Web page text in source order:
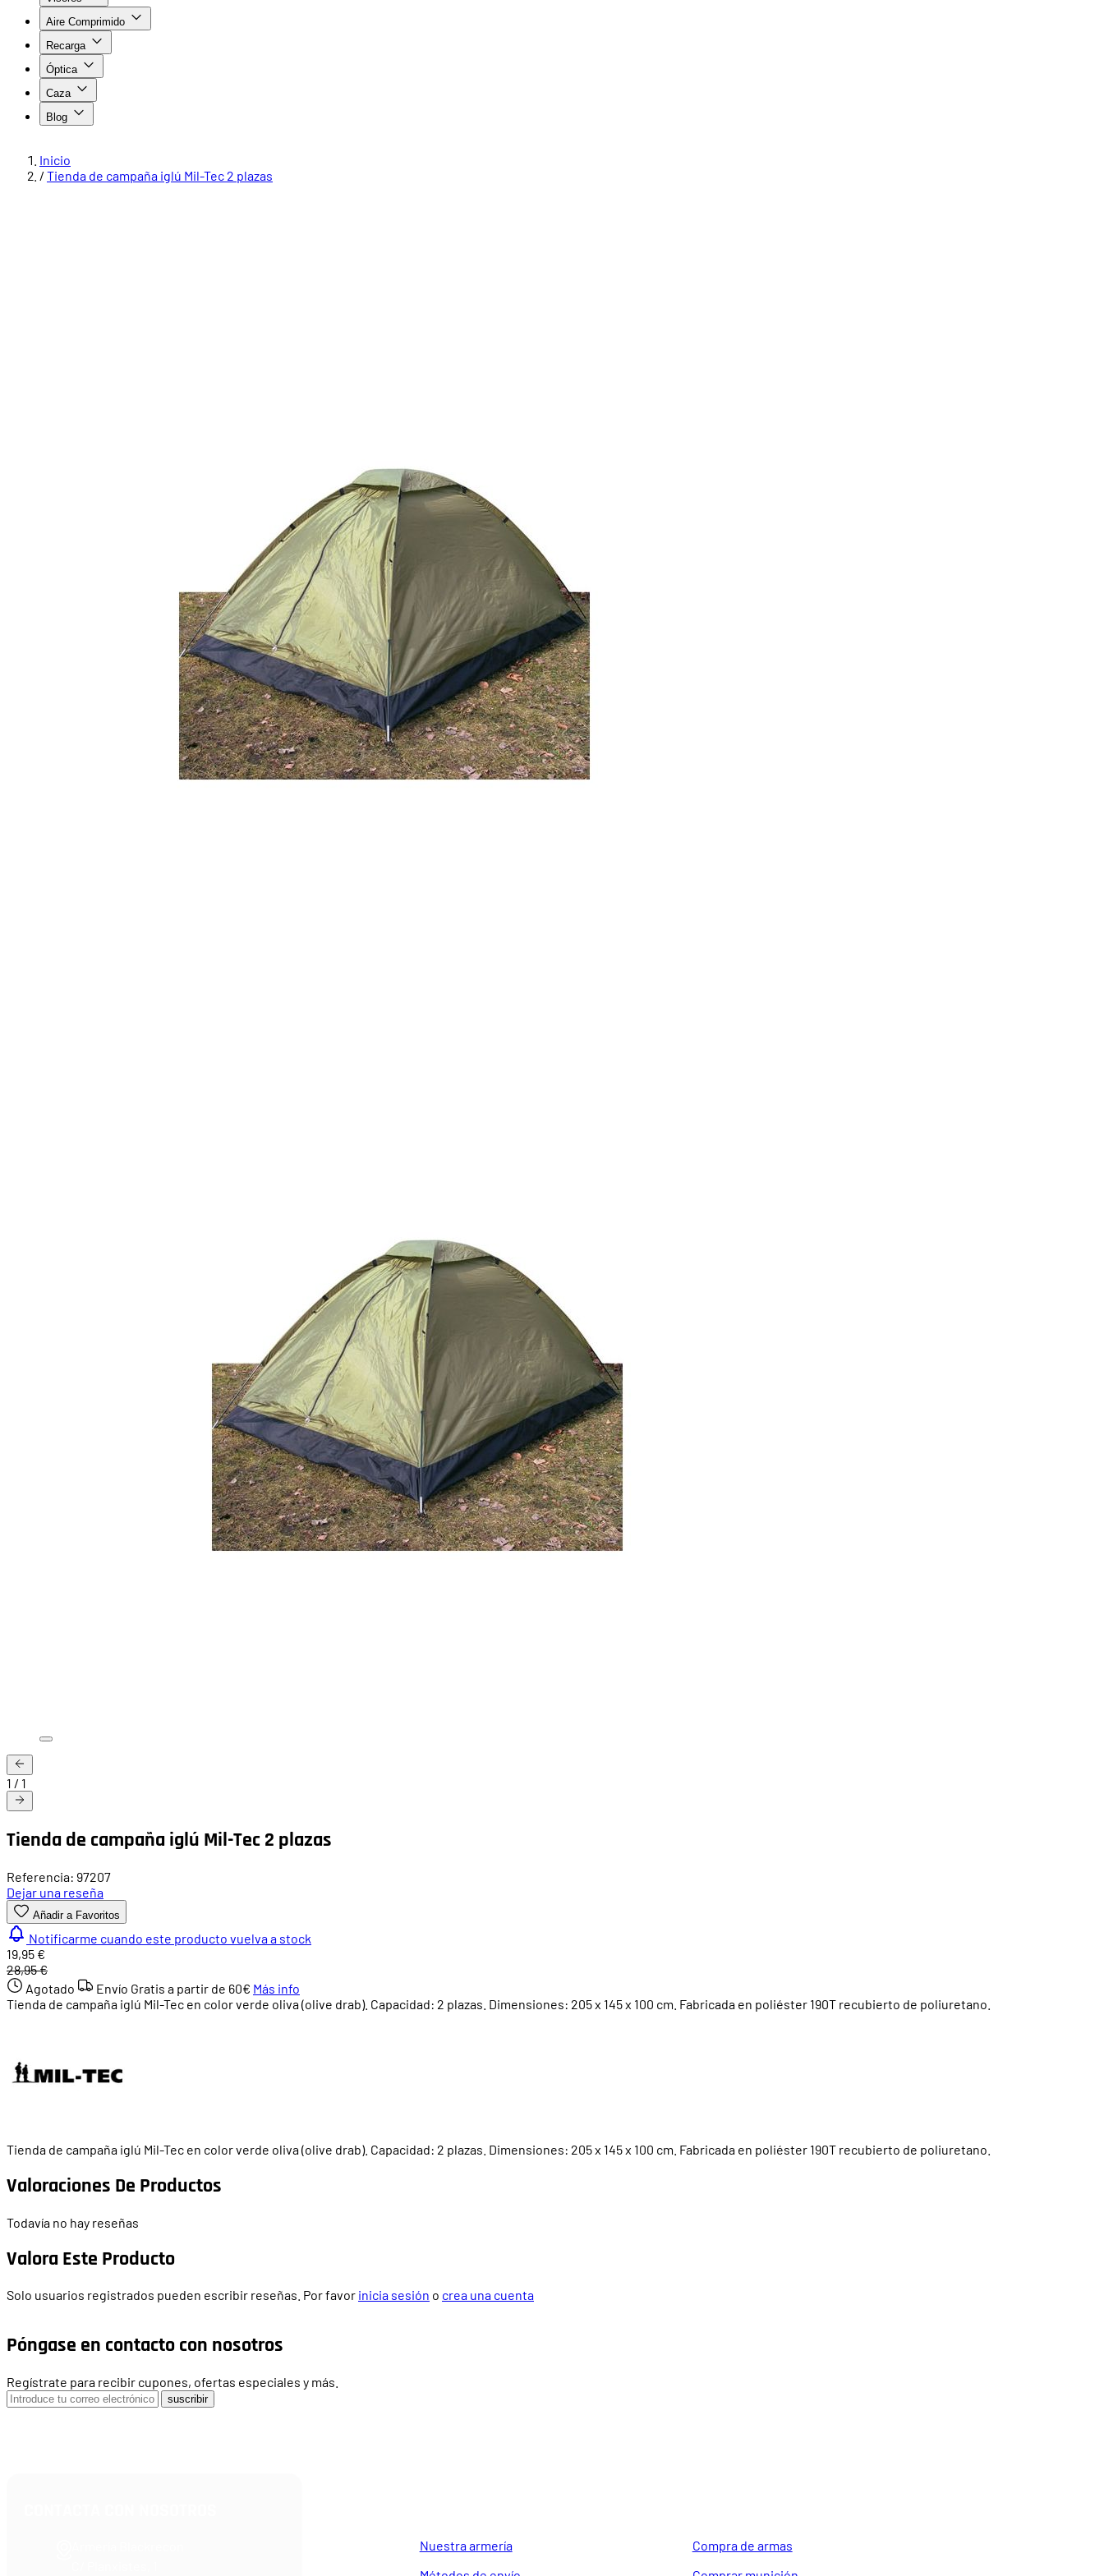
Aire Comprimido
Recarga
Óptica
Caza
Blog
Inicio
/ Tienda de campaña iglú Mil-Tec 2 plazas
1 / 1
Tienda de campaña iglú Mil-Tec 2 plazas
Referencia: 97207
Dejar una reseña
Añadir a Favoritos
Notificarme cuando este producto vuelva a stock
19,95 €
28,95 €
Agotado
Envío Gratis a partir de 60€ Más info
Tienda de campaña iglú Mil-Tec en color verde oliva (olive drab). Capacidad: 2 plazas. Dimensiones: 205 x 145 x 100 cm. Fabricada en poliéster 190T recubierto de poliuretano.
Tienda de campaña iglú Mil-Tec en color verde oliva (olive drab). Capacidad: 2 plazas. Dimensiones: 205 x 145 x 100 cm. Fabricada en poliéster 190T recubierto de poliuretano.
Valoraciones De Productos
Todavía no hay reseñas
Valora Este Producto
Solo usuarios registrados pueden escribir reseñas. Por favor inicia sesión o crea una cuenta
Póngase en contacto con nosotros
Regístrate para recibir cupones, ofertas especiales y más.
suscribir
Nuestra armería
Compra de armas